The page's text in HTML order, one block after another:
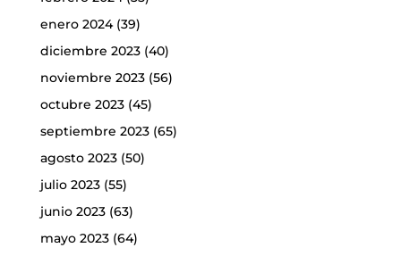
enero 2024(39)
diciembre 2023(40)
noviembre 2023(56)
octubre 2023(45)
septiembre 2023(65)
agosto 2023(50)
julio 2023(55)
junio 2023(63)
mayo 2023(64)